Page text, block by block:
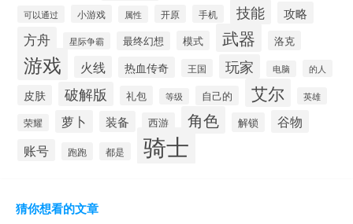
可以通过 小游戏 属性 开原 手机 技能 攻略
方舟 星际争霸 最终幻想 模式 武器 洛克
游戏 火线 热血传奇 王国 玩家 电脑 的人
皮肤 破解版 礼包 等级 自己的 艾尔 英雄
荣耀 萝卜 装备 西游 角色 解锁 谷物
账号 跑跑 都是 骑士
猜你想看的文章